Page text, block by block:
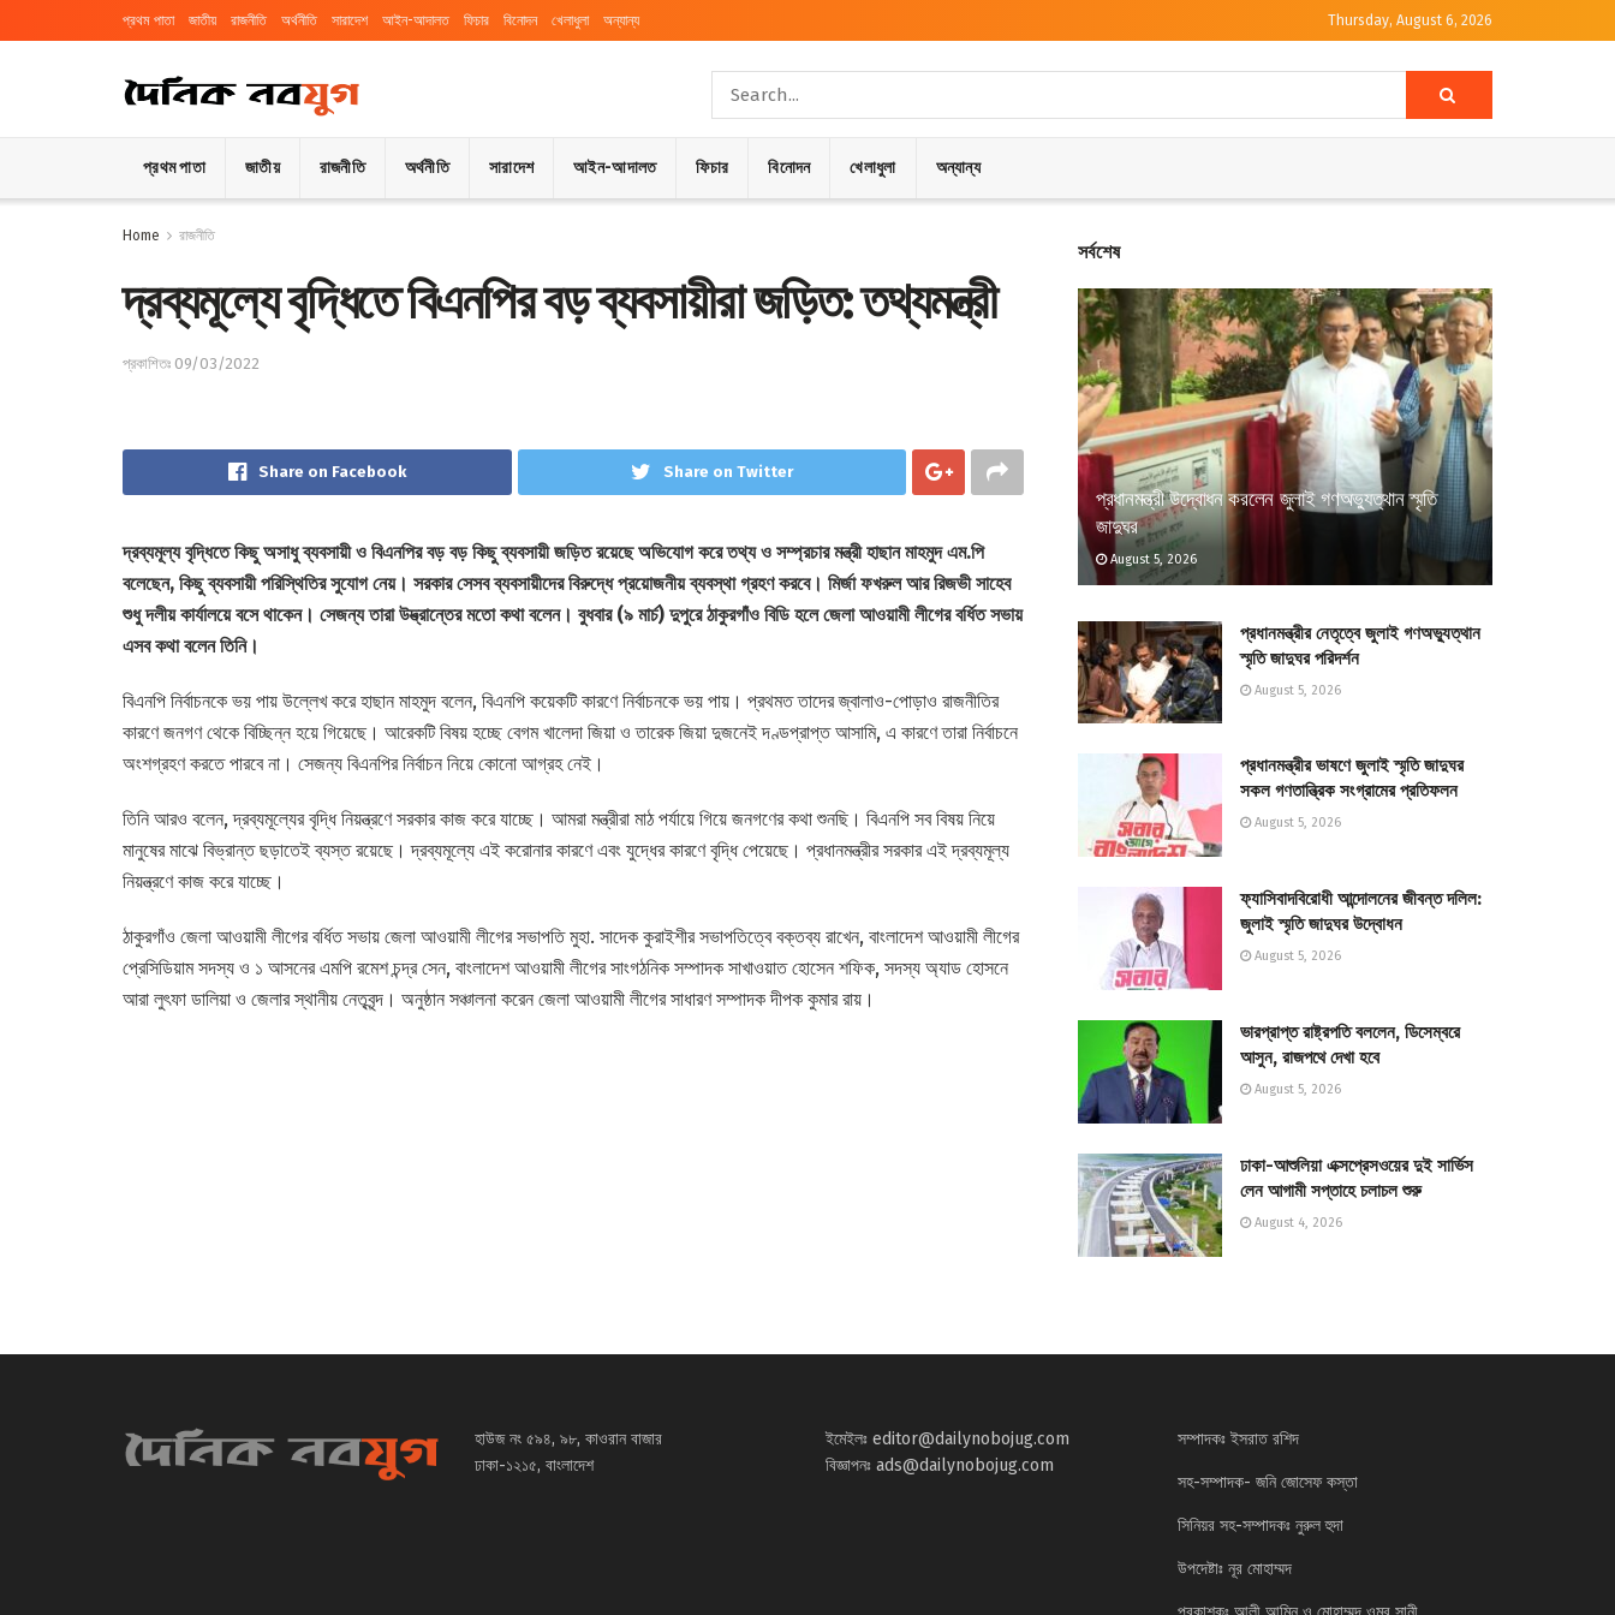
প্রথম পাতা জাতীয় রাজনীতি অর্থনীতি সারাদেশ আইন-আদালত ফিচার বিনোদন খেলাধুলা অন্যান্য Thursday, August 6, 2026
প্রথম পাতা জাতীয় রাজনীতি অর্থনীতি সারাদেশ আইন-আদালত ফিচার বিনোদন খেলাধুলা অন্যান্য
Home রাজনীতি
দ্রব্যমূল্যে বৃদ্ধিতে বিএনপির বড় ব্যবসায়ীরা জড়িত: তথ্যমন্ত্রী
প্রকাশিতঃ 09/03/2022
Share on Facebook Share on Twitter
দ্রব্যমূল্য বৃদ্ধিতে কিছু অসাধু ব্যবসায়ী ও বিএনপির বড় বড় কিছু ব্যবসায়ী জড়িত রয়েছে অভিযোগ করে তথ্য ও সম্প্রচার মন্ত্রী হাছান মাহমুদ এম.পি
বলেছেন, কিছু ব্যবসায়ী পরিস্থিতির সুযোগ নেয়। সরকার সেসব ব্যবসায়ীদের বিরুদ্ধে প্রয়োজনীয় ব্যবস্থা গ্রহণ করবে। মির্জা ফখরুল আর রিজভী সাহেব
শুধু দলীয় কার্যালয়ে বসে থাকেন। সেজন্য তারা উদ্ভ্রান্তের মতো কথা বলেন। বুধবার (৯ মার্চ) দুপুরে ঠাকুরগাঁও বিডি হলে জেলা আওয়ামী লীগের বর্ধিত সভায়
এসব কথা বলেন তিনি।
বিএনপি নির্বাচনকে ভয় পায় উল্লেখ করে হাছান মাহমুদ বলেন, বিএনপি কয়েকটি কারণে নির্বাচনকে ভয় পায়। প্রথমত তাদের জ্বালাও-পোড়াও রাজনীতির
কারণে জনগণ থেকে বিচ্ছিন্ন হয়ে গিয়েছে। আরেকটি বিষয় হচ্ছে বেগম খালেদা জিয়া ও তারেক জিয়া দুজনেই দণ্ডপ্রাপ্ত আসামি, এ কারণে তারা নির্বাচনে
অংশগ্রহণ করতে পারবে না। সেজন্য বিএনপির নির্বাচন নিয়ে কোনো আগ্রহ নেই।
তিনি আরও বলেন, দ্রব্যমূল্যের বৃদ্ধি নিয়ন্ত্রণে সরকার কাজ করে যাচ্ছে। আমরা মন্ত্রীরা মাঠ পর্যায়ে গিয়ে জনগণের কথা শুনছি। বিএনপি সব বিষয় নিয়ে
মানুষের মাঝে বিভ্রান্ত ছড়াতেই ব্যস্ত রয়েছে। দ্রব্যমূল্যে এই করোনার কারণে এবং যুদ্ধের কারণে বৃদ্ধি পেয়েছে। প্রধানমন্ত্রীর সরকার এই দ্রব্যমূল্য
নিয়ন্ত্রণে কাজ করে যাচ্ছে।
ঠাকুরগাঁও জেলা আওয়ামী লীগের বর্ধিত সভায় জেলা আওয়ামী লীগের সভাপতি মুহা. সাদেক কুরাইশীর সভাপতিত্বে বক্তব্য রাখেন, বাংলাদেশ আওয়ামী লীগের
প্রেসিডিয়াম সদস্য ও ১ আসনের এমপি রমেশ চন্দ্র সেন, বাংলাদেশ আওয়ামী লীগের সাংগঠনিক সম্পাদক সাখাওয়াত হোসেন শফিক, সদস্য অ্যাড হোসনে
আরা লুৎফা ডালিয়া ও জেলার স্থানীয় নেতৃবৃন্দ। অনুষ্ঠান সঞ্চালনা করেন জেলা আওয়ামী লীগের সাধারণ সম্পাদক দীপক কুমার রায়।
সর্বশেষ
প্রধানমন্ত্রী উদ্বোধন করলেন জুলাই গণঅভ্যুত্থান স্মৃতি
জাদুঘর
August 5, 2026
প্রধানমন্ত্রীর নেতৃত্বে জুলাই গণঅভ্যুত্থান
স্মৃতি জাদুঘর পরিদর্শন
August 5, 2026
প্রধানমন্ত্রীর ভাষণে জুলাই স্মৃতি জাদুঘর
সকল গণতান্ত্রিক সংগ্রামের প্রতিফলন
August 5, 2026
ফ্যাসিবাদবিরোধী আন্দোলনের জীবন্ত দলিল:
জুলাই স্মৃতি জাদুঘর উদ্বোধন
August 5, 2026
ভারপ্রাপ্ত রাষ্ট্রপতি বললেন, ডিসেম্বরে
আসুন, রাজপথে দেখা হবে
August 5, 2026
ঢাকা-আশুলিয়া এক্সপ্রেসওয়ের দুই সার্ভিস
লেন আগামী সপ্তাহে চলাচল শুরু
August 4, 2026
হাউজ নং ৫৯৪, ৯৮, কাওরান বাজার
ঢাকা-১২১৫, বাংলাদেশ
ইমেইলঃ editor@dailynobojug.com
বিজ্ঞাপনঃ ads@dailynobojug.com
সম্পাদকঃ ইসরাত রশিদ
সহ-সম্পাদক- জনি জোসেফ কস্তা
সিনিয়র সহ-সম্পাদকঃ নুরুল হুদা
উপদেষ্টাঃ নূর মোহাম্মদ